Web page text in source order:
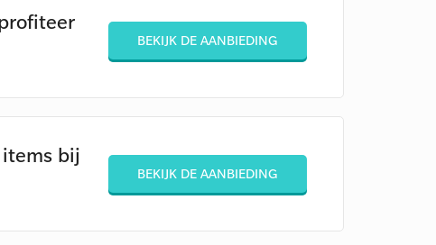
BEKIJK DE AANBIEDING
bij
BEKIJK DE AANBIEDING